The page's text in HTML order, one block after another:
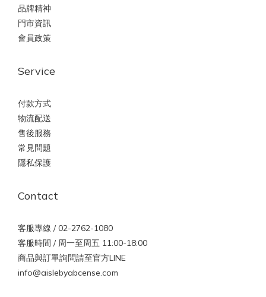
品牌精神
門市資訊
會員政策
Service
付款方式
物流配送
售後服務
常見問題
隱私保護
Contact
客服專線 / 02-2762-1080
客服時間 / 周一至周五 11:00-18:00
商品與訂單詢問請至官方LINE
info@aislebyabcense.com